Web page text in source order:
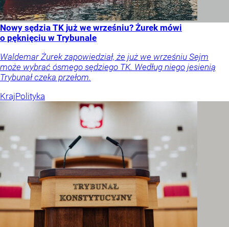
Nowy sędzia TK już we wrześniu? Żurek mówi
o pęknięciu w Trybunale
Waldemar Żurek zapowiedział, że już we wrześniu Sejm
może wybrać ósmego sędziego TK. Według niego jesienią
Trybunał czeka przełom.
KrajPolityka